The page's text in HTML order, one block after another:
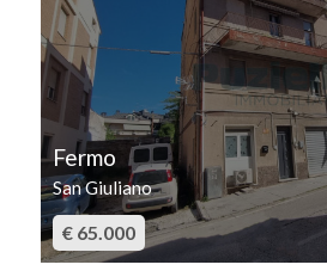
Fermo
San Giuliano
€ 65.000